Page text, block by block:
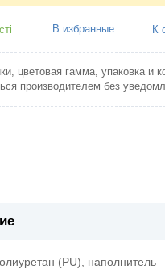
В избранные К
цветовая гамма, упаковка и
производителем без
(PU), наполнитель